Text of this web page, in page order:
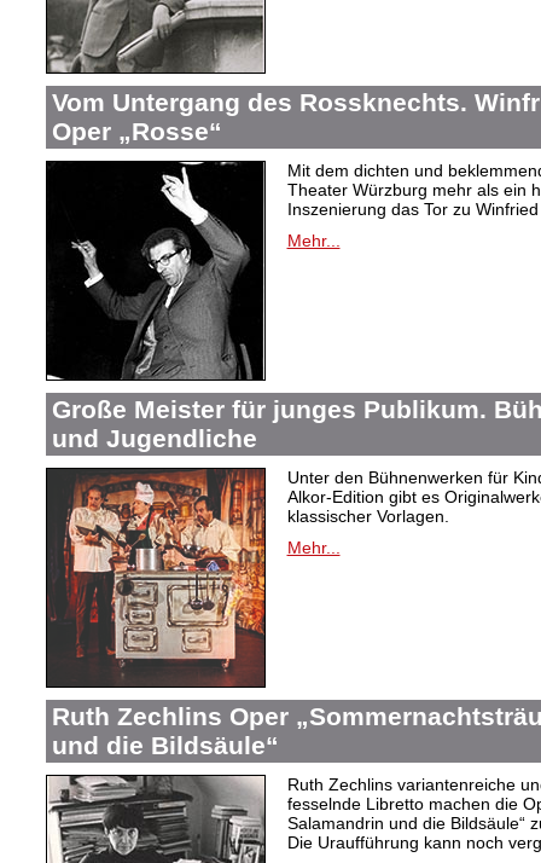
Vom Untergang des Rossknechts.
Oper „Rosse“
Mit dem dichten und
Theater Würzburg mehr als ein
Inszenierung das Tor zu
Mehr...
Große Meister für junges Publikum.
und Jugendliche
Unter den Bühnenwerken für
Alkor-Edition gibt es
klassischer Vorlagen.
Mehr...
Ruth Zechlins Oper
und die Bildsäule“
Ruth Zechlins variantenreiche
fesselnde Libretto machen die
Salamandrin und die Bildsäule“
Die Uraufführung kann noch